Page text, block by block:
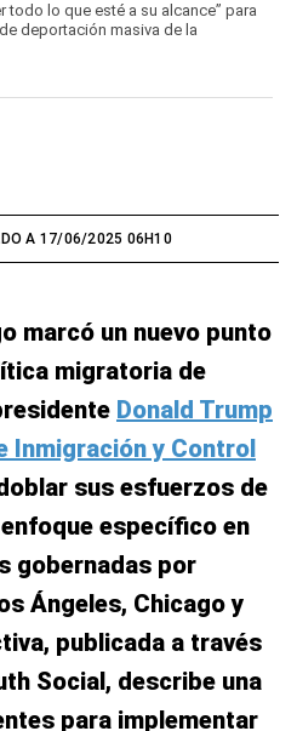
todo lo que esté a su alcance” para
deportación masiva de la
A 17/06/2025 06H10
marcó un nuevo punto
migratoria de
Donald Trump
Inmigración y Control
sus esfuerzos de
específico en
gobernadas por
Ángeles, Chicago y
publicada a través
Social, describe una
para implementar